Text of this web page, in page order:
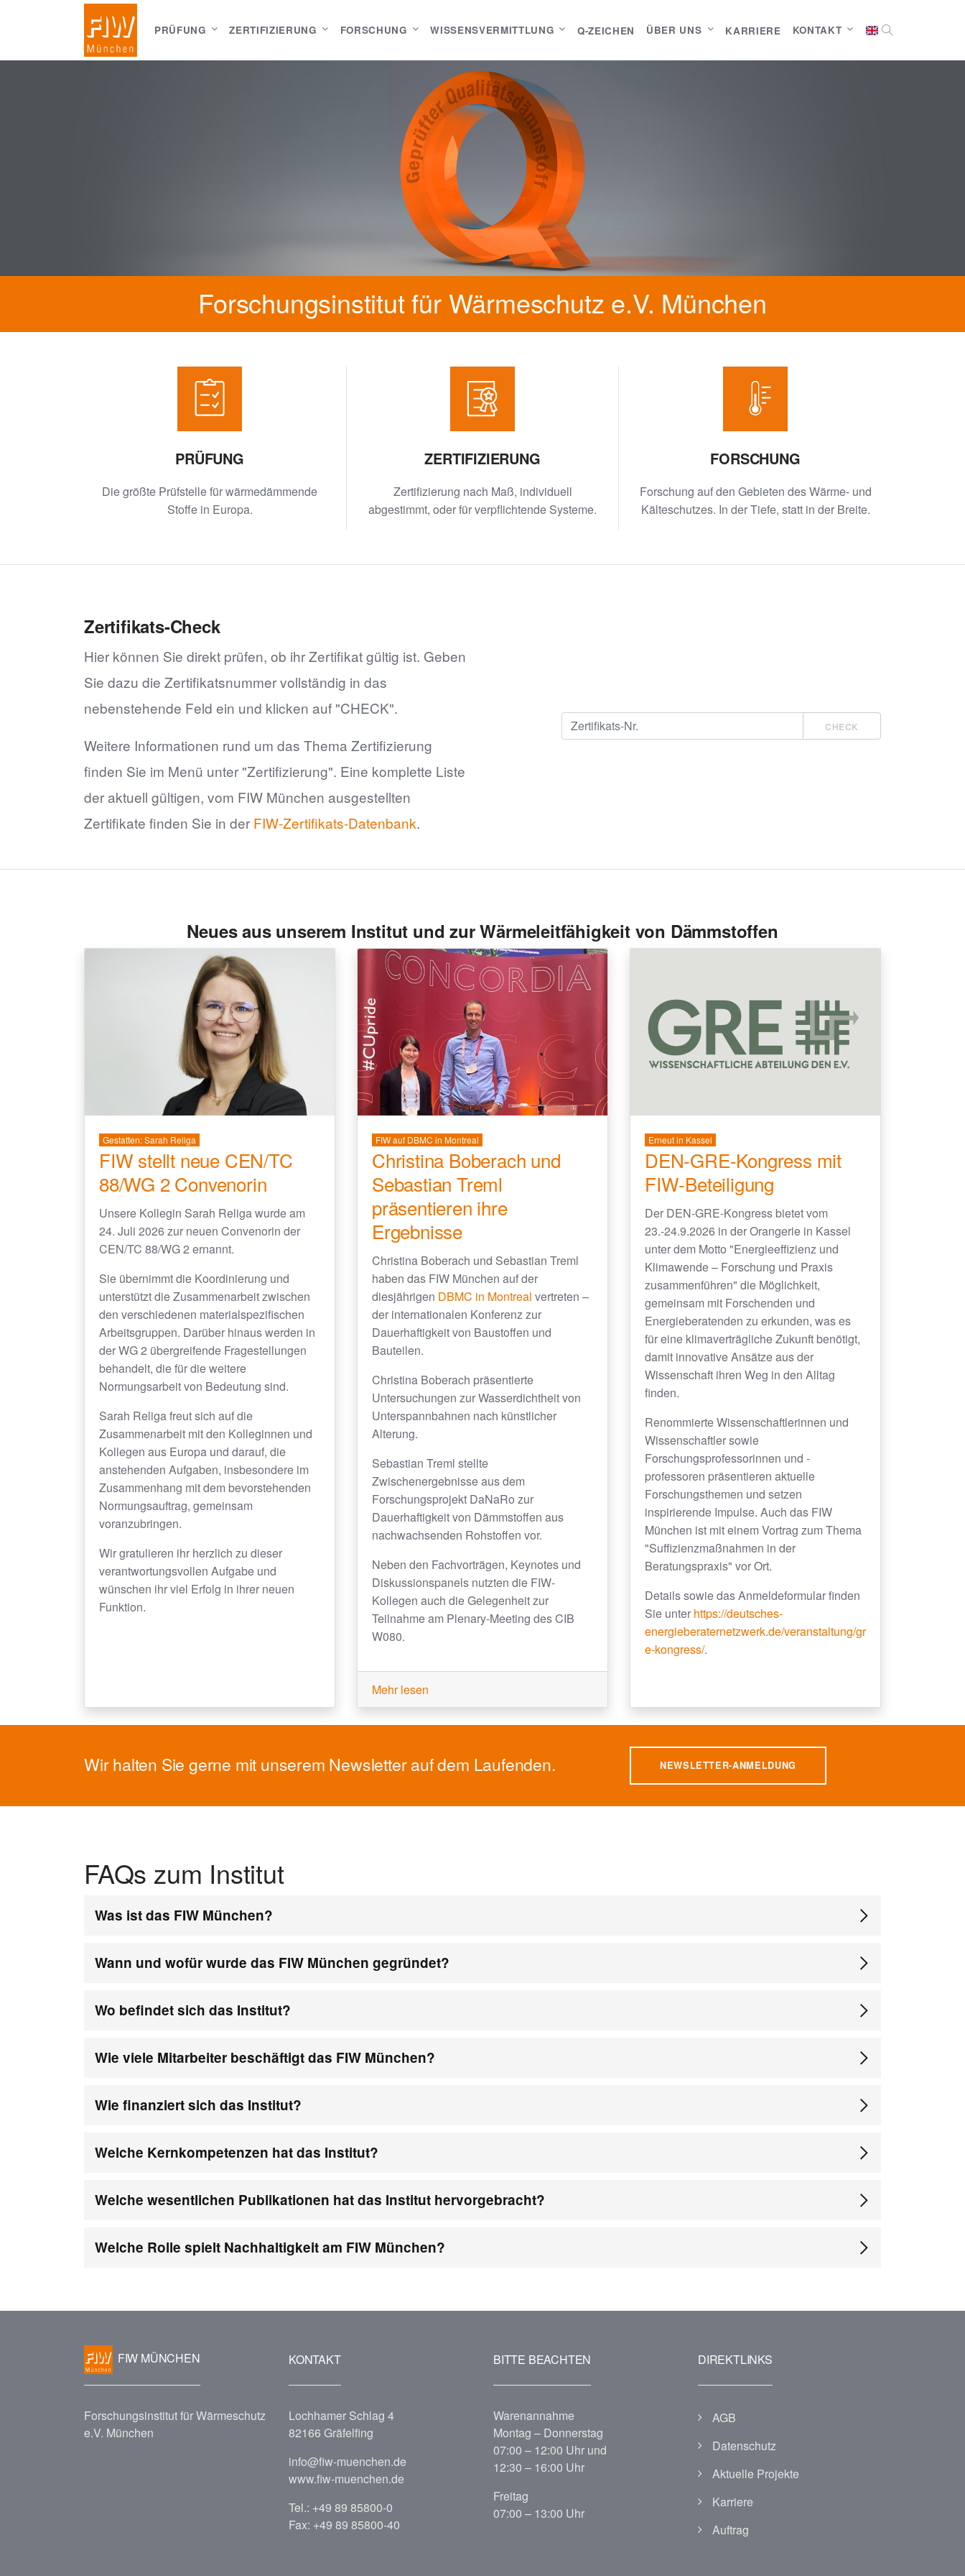
PRÜFUNG ZERTIFIZIERUNG FORSCHUNG WISSENSVERMITTLUNG Q-ZEICHEN ÜBER UNS KARRIERE KONTAKT
Forschungsinstitut für Wärmeschutz e.V. München
PRÜFUNG
Die größte Prüfstelle für wärmedämmende
Stoffe in Europa.
ZERTIFIZIERUNG
Zertifizierung nach Maß, individuell
abgestimmt, oder für verpflichtende Systeme.
FORSCHUNG
Forschung auf den Gebieten des Wärme- und
Kälteschutzes. In der Tiefe, statt in der Breite.
Zertifikats-Check
Hier können Sie direkt prüfen, ob ihr Zertifikat gültig ist. Geben
Sie dazu die Zertifikatsnummer vollständig in das
nebenstehende Feld ein und klicken auf "CHECK".
Weitere Informationen rund um das Thema Zertifizierung
finden Sie im Menü unter "Zertifizierung". Eine komplette Liste
der aktuell gültigen, vom FIW München ausgestellten
Zertifikate finden Sie in der FIW-Zertifikats-Datenbank.
CHECK
Neues aus unserem Institut und zur Wärmeleitfähigkeit von Dämmstoffen
Gestatten: Sarah Religa
FIW stellt neue CEN/TC
88/WG 2 Convenorin
Unsere Kollegin Sarah Religa wurde am
24. Juli 2026 zur neuen Convenorin der
CEN/TC 88/WG 2 ernannt.
Sie übernimmt die Koordinierung und
unterstützt die Zusammenarbeit zwischen
den verschiedenen materialspezifischen
Arbeitsgruppen. Darüber hinaus werden in
der WG 2 übergreifende Fragestellungen
behandelt, die für die weitere
Normungsarbeit von Bedeutung sind.
Sarah Religa freut sich auf die
Zusammenarbeit mit den Kolleginnen und
Kollegen aus Europa und darauf, die
anstehenden Aufgaben, insbesondere im
Zusammenhang mit dem bevorstehenden
Normungsauftrag, gemeinsam
voranzubringen.
Wir gratulieren ihr herzlich zu dieser
verantwortungsvollen Aufgabe und
wünschen ihr viel Erfolg in ihrer neuen
Funktion.
FIW auf DBMC in Montreal
Christina Boberach und
Sebastian Treml
präsentieren ihre
Ergebnisse
Christina Boberach und Sebastian Treml
haben das FIW München auf der
diesjährigen DBMC in Montreal vertreten –
der internationalen Konferenz zur
Dauerhaftigkeit von Baustoffen und
Bauteilen.
Christina Boberach präsentierte
Untersuchungen zur Wasserdichtheit von
Unterspannbahnen nach künstlicher
Alterung.
Sebastian Treml stellte
Zwischenergebnisse aus dem
Forschungsprojekt DaNaRo zur
Dauerhaftigkeit von Dämmstoffen aus
nachwachsenden Rohstoffen vor.
Neben den Fachvorträgen, Keynotes und
Diskussionspanels nutzten die FIW-
Kollegen auch die Gelegenheit zur
Teilnahme am Plenary-Meeting des CIB
W080.
Mehr lesen
Erneut in Kassel
DEN-GRE-Kongress mit
FIW-Beteiligung
Der DEN-GRE-Kongress bietet vom
23.-24.9.2026 in der Orangerie in Kassel
unter dem Motto "Energieeffizienz und
Klimawende – Forschung und Praxis
zusammenführen" die Möglichkeit,
gemeinsam mit Forschenden und
Energieberatenden zu erkunden, was es
für eine klimaverträgliche Zukunft benötigt,
damit innovative Ansätze aus der
Wissenschaft ihren Weg in den Alltag
finden.
Renommierte Wissenschaftlerinnen und
Wissenschaftler sowie
Forschungsprofessorinnen und -
professoren präsentieren aktuelle
Forschungsthemen und setzen
inspirierende Impulse. Auch das FIW
München ist mit einem Vortrag zum Thema
"Suffizienzmaßnahmen in der
Beratungspraxis" vor Ort.
Details sowie das Anmeldeformular finden
Sie unter https://deutsches-
energieberaternetzwerk.de/veranstaltung/gr
e-kongress/.
Wir halten Sie gerne mit unserem Newsletter auf dem Laufenden. NEWSLETTER-ANMELDUNG
FAQs zum Institut
Was ist das FIW München?
Wann und wofür wurde das FIW München gegründet?
Wo befindet sich das Institut?
Wie viele Mitarbeiter beschäftigt das FIW München?
Wie finanziert sich das Institut?
Welche Kernkompetenzen hat das Institut?
Welche wesentlichen Publikationen hat das Institut hervorgebracht?
Welche Rolle spielt Nachhaltigkeit am FIW München?
FIW MÜNCHEN
Forschungsinstitut für Wärmeschutz
e.V. München
KONTAKT
Lochhamer Schlag 4
82166 Gräfelfing
info@fiw-muenchen.de
www.fiw-muenchen.de
Tel.: +49 89 85800-0
Fax: +49 89 85800-40
BITTE BEACHTEN
Warenannahme
Montag – Donnerstag
07:00 – 12:00 Uhr und
12:30 – 16:00 Uhr
Freitag
07:00 – 13:00 Uhr
DIREKTLINKS
AGB
Datenschutz
Aktuelle Projekte
Karriere
Auftrag